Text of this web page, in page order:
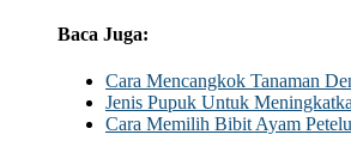
Baca Juga:
Cara Mencangkok Tanaman
Jenis Pupuk Untuk
Cara Memilih Bibit Ayam